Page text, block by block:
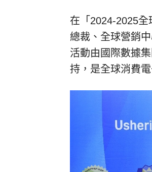
在「 2024-2025全
總裁、全球營銷
活動由國際數據
持，是全球消費